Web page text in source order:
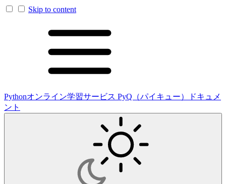
Skip to content
Pythonオンライン学習サービス PyQ（パイキュー）ドキュメ
ント